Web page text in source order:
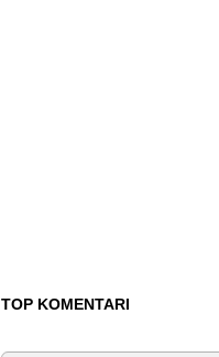
TOP KOMENTARI